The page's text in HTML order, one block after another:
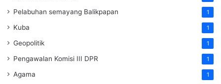
Pelabuhan semayang Balikpapan 1
Kuba 1
Geopolitik 1
Pengawalan Komisi III DPR 1
Agama 1